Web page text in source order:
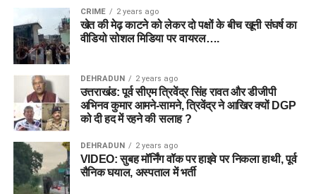
CRIME 2 years ago
खेत की मेढ़ काटने को लेकर दो पक्षों के बीच खूनी संघर्ष का
वीडियो सोशल मिडिया पर वायरल….
DEHRADUN 2 years ago
उत्तराखंड: पूर्व सीएम त्रिवेंद्र सिंह रावत और डीजीपी
अभिनव कुमार आमने-सामने, त्रिवेंद्र ने आखिर क्यों DGP
को दी हद में रहने की सलाह ?
DEHRADUN 2 years ago
VIDEO: सुबह मॉर्निंग वॉक पर हाइवे पर निकला हाथी, पूर्व
सैनिक घयाल, अस्पताल में भर्ती